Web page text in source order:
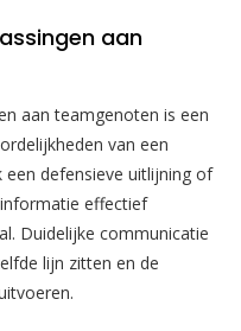
aan
aan teamgenoten is een
van een
defensieve uitlijning of
effectief
Duidelijke communicatie
lijn zitten en de